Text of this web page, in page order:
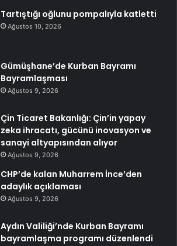
Tartıştığı oğlunu pompalıyla katletti
Ağustos 10, 2026
Gümüşhane’de Kurban Bayramı
Bayramlaşması
Ağustos 9, 2026
Çin Ticaret Bakanlığı: Çin’in yapay
zeka ihracatı, gücünü inovasyon ve
sanayi altyapısından alıyor
Ağustos 9, 2026
CHP’de kalan Muharrem İnce’den
adaylık açıklaması
Ağustos 9, 2026
Aydın Valiliği’nde Kurban Bayramı
bayramlaşma programı düzenlendi